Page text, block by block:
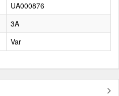
UA000876
3A
Var